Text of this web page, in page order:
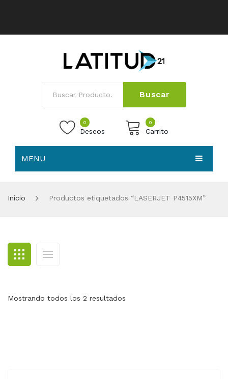
Buscar
0
Deseos
0
Carrito
MENU
BLOG
CONTACTO
Inicio Productos etiquetados “LASERJET P4515XM”
Mostrando todos los 2 resultados